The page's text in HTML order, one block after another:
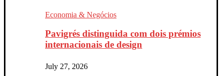
Economia & Negócios
Pavigrés distinguida com dois prémios
internacionais de design
July 27, 2026